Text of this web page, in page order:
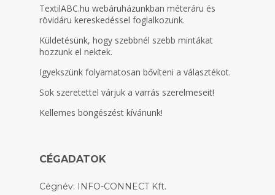
TextilABC.hu webáruházunkban méteráru és
rövidáru kereskedéssel foglalkozunk.
Küldetésünk, hogy szebbnél szebb mintákat
hozzunk el nektek.
Igyekszünk folyamatosan bővíteni a választékot.
Sok szeretettel várjuk a varrás szerelmeseit!
Kellemes böngészést kívánunk!
CÉGADATOK
Cégnév: INFO-CONNECT Kft.